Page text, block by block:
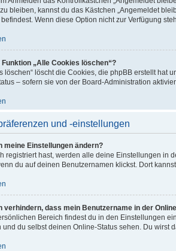
bleiben, kannst du das Kästchen „Angemeldet
befindest. Wenn diese Option nicht zur Verfügung
Funktion „Alle Cookies löschen“?
löschen“ löscht die Cookies, die phpBB erstellt
– sofern sie von der Board-Administration
und -einstellungen
meine Einstellungen ändern?
registriert hast, werden alle deine Einstellungen in
du auf deinen Benutzernamen klickst. Dort
verhindern, dass mein Benutzername in der
Bereich findest du in den Einstellungen
und du selbst deinen Online-Status sehen. Du wirst